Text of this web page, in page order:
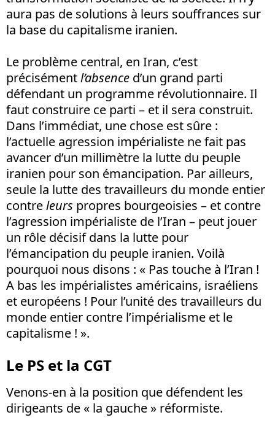
aura pas de solutions à leurs souffrances sur
la base du capitalisme iranien.
Le problème central, en Iran, c’est
précisémentl’absence d’un grand parti
défendant un programme révolutionnaire. Il
faut construire ce parti – et il sera construit.
Dans l’immédiat, une chose est sûre :
l’actuelle agression impérialiste ne fait pas
avancer d’un millimètre la lutte du peuple
iranien pour son émancipation. Par ailleurs,
seule la lutte des travailleurs du monde entier
contreleurs propres bourgeoisies – et contre
l’agression impérialiste de l’Iran – peut jouer
un rôle décisif dans la lutte pour
l’émancipation du peuple iranien. Voilà
pourquoi nous disons : « Pas touche à l’Iran !
A bas les impérialistes américains, israéliens
et européens ! Pour l’unité des travailleurs du
monde entier contre l’impérialisme et le
capitalisme ! ».
Le PS et la CGT
Venons-en à la position que défendent les
dirigeants de « la gauche » réformiste.